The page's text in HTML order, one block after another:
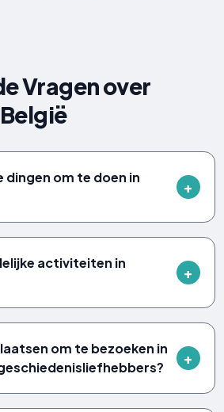
Vragen over
dingen om te doen in
activiteiten in
om te bezoeken in